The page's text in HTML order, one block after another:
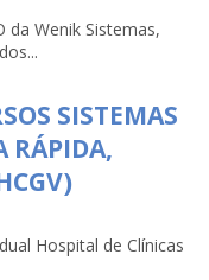
da Wenik Sistemas,
SISTEMAS
RÁPIDA,
Hospital de Clínicas